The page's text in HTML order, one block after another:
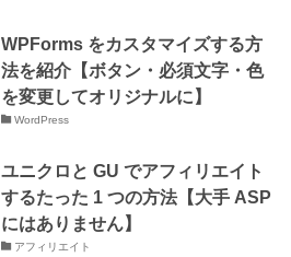
WPForms をカスタマイズする方
法を紹介【ボタン・必須文字・色
を変更してオリジナルに】
WordPress
ユニクロと GU でアフィリエイト
するたった 1 つの方法【大手 ASP
にはありません】
アフィリエイト